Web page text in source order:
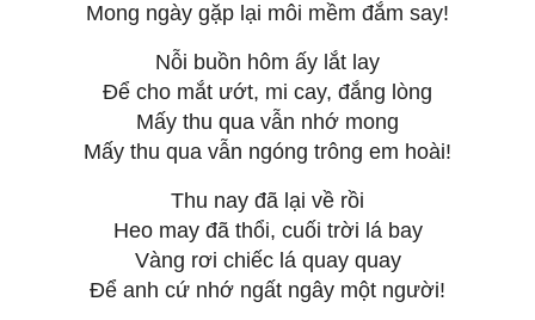
Mong ngày gặp lại môi mềm đắm say!
Nỗi buồn hôm ấy lắt lay
Để cho mắt ướt, mi cay, đắng lòng
Mấy thu qua vẫn nhớ mong
Mấy thu qua vẫn ngóng trông em hoài!
Thu nay đã lại về rồi
Heo may đã thổi, cuối trời lá bay
Vàng rơi chiếc lá quay quay
Để anh cứ nhớ ngất ngây một người!